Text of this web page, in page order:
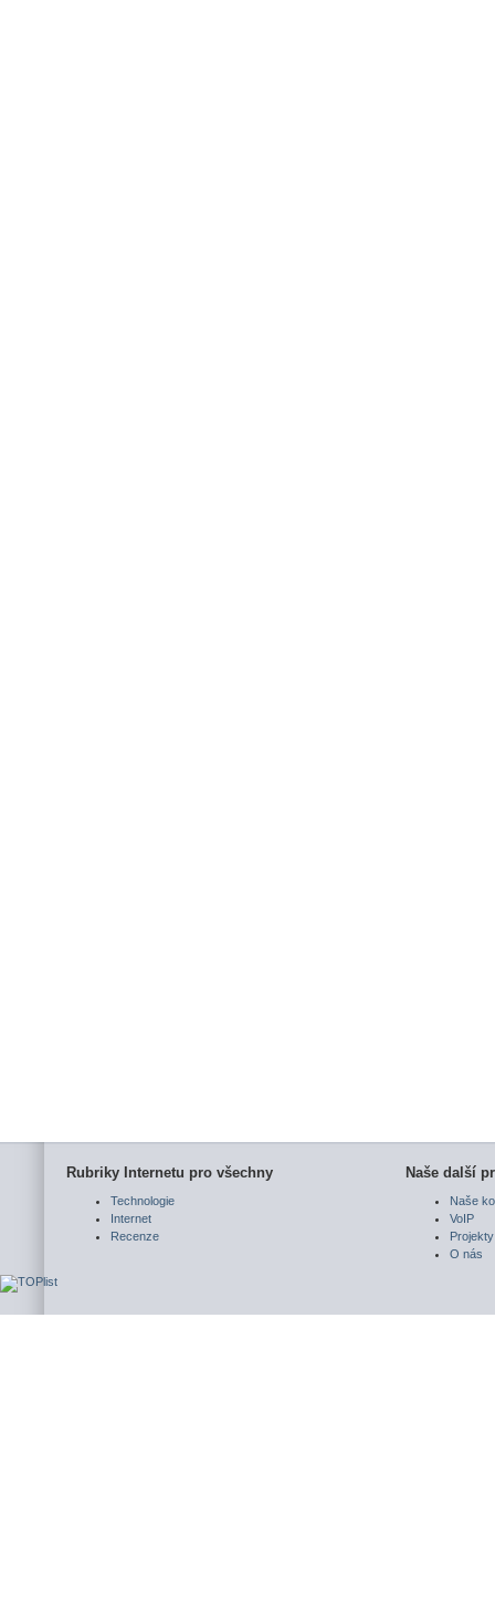
Rubriky Internetu pro všechny
Technologie
Internet
Recenze
Naše další
Naše
VoIP
Projekty
O nás